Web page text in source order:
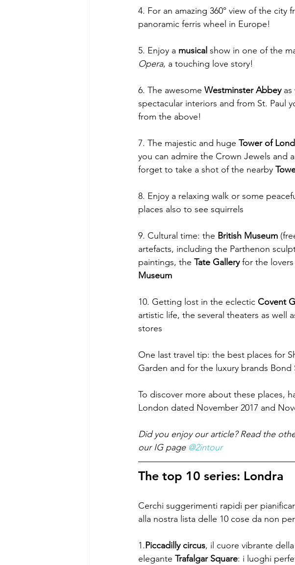
4. For an amazing 360° view of the city
panoramic ferris wheel in Europe!
5. Enjoy a musical show in one of the
Opera, a touching love story!
6. The awesome Westminster Abbey as
spectacular interiors and from St. Paul
from the above!
7. The majestic and huge Tower of
you can admire the Crown Jewels and
forget to take a shot of the nearby
8. Enjoy a relaxing walk or some
places also to see squirrels
9. Cultural time: the British Museum
artefacts, including the Parthenon
paintings, the Tate Gallery for the
Museum
10. Getting lost in the eclectic Covent
artistic life, the several theaters as well
stores
One last travel tip: the best places for
Garden and for the luxury brands Bond
To discover more about these places,
London dated November 2017 and
Did you enjoy our article? Read the
our IG page @2intour
The top 10 series: Londra
Cerchi suggerimenti rapidi per
alla nostra lista delle 10 cose da non
1.Piccadilly circus, il cuore vibrante
elegante Trafalgar Square: i luoghi